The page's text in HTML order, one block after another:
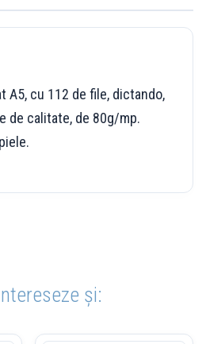
A5, cu 112 de file, dictando,
de calitate, de 80g/mp.
și: